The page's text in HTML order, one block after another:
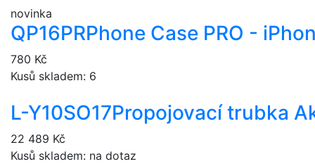
novinka
QP16PRPhone Case PRO -
780 Kč
Kusů skladem: 6
L-Y10SO17Propojovací trubka
22 489 Kč
Kusů skladem: na dotaz